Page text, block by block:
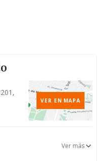
VER EN MAPA
Ver más